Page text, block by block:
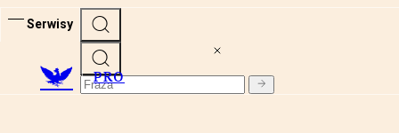
Serwisy
PRO